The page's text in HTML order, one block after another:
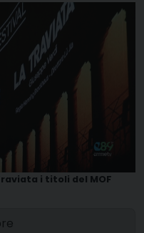
i titoli del MOF